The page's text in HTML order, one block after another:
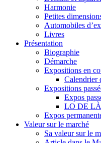
Harmonie
Petites
Automobiles
Livres
Présentation
Biographie
Démarche
Expositions en
Calendrier
Expositions
Expos
LO DE LÀ
Expos
Valeur sur le marché
Sa valeur sur le